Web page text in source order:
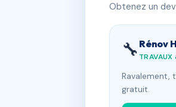
Obtenez un
🔧 Rénov
Ravalement,
gratuit.